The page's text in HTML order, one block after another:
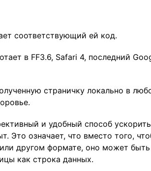
соответствующий ей код.
в FF3.6, Safari 4, последний
страничку локально в
и удобный способ ускорить
Это означает, что вместо того,
другом формате, оно может быть
как строка данных.